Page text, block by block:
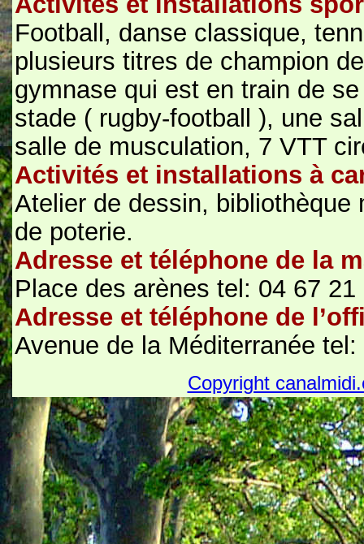
Football, danse classique,
plusieurs titres de champion
gymnase qui est en train de
stade ( rugby-football ), une
salle de musculation, 7 VTT
Activités et installations à
Atelier de dessin,
de poterie.
Adresse et téléphone de la
Place des arènes tel: 04 67 21
Adresse et téléphone de
Avenue de la Méditerranée
Copyright